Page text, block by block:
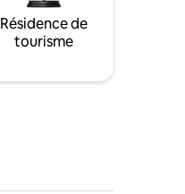
Résidence de
tourisme